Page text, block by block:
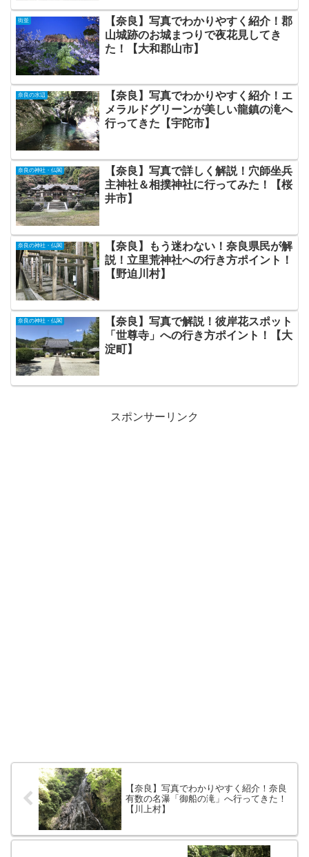
街並
【奈良】写真でわかりやすく紹介！郡
山城跡のお城まつりで夜花見してき
た！【大和郡山市】
奈良の水辺
【奈良】写真でわかりやすく紹介！エ
メラルドグリーンが美しい龍鎮の滝へ
行ってきた【宇陀市】
奈良の神社・仏閣
【奈良】写真で詳しく解説！穴師坐兵
主神社＆相撲神社に行ってみた！【桜
井市】
奈良の神社・仏閣
【奈良】もう迷わない！奈良県民が解
説！立里荒神社への行き方ポイント！
【野迫川村】
奈良の神社・仏閣
【奈良】写真で解説！彼岸花スポット
「世尊寺」への行き方ポイント！【大
淀町】
スポンサーリンク
【奈良】写真でわかりやすく紹介！奈良
有数の名瀑「御船の滝」へ行ってきた！
【川上村】